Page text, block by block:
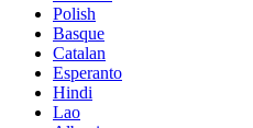
Polish
Basque
Catalan
Esperanto
Hindi
Lao